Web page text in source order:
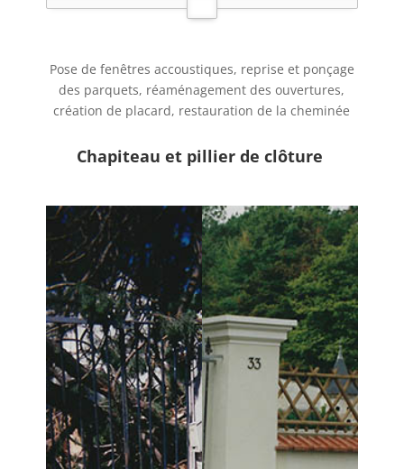
Pose de fenêtres accoustiques, reprise et ponçage
des parquets, réaménagement des ouvertures,
création de placard, restauration de la cheminée
Chapiteau et pillier de clôture